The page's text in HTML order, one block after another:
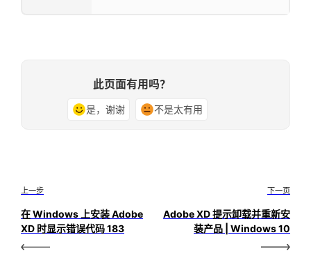
此页面有用吗？
是，谢谢 不是太有用
上一步
在 Windows 上安装 Adobe
XD 时显示错误代码 183
下一页
Adobe XD 提示卸载并重新安
装产品 | Windows 10